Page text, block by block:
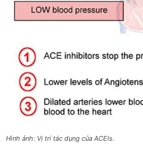
Hình ảnh: Vị trí tác dụng của ACEIs.